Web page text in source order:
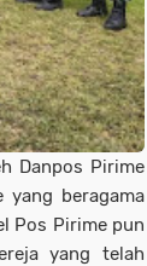
Danpos Pirime
yang beragama
Pos Pirime pun
yang telah